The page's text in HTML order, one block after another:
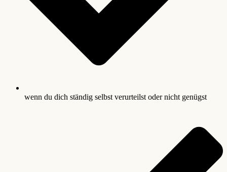
wenn du dich ständig selbst verurteilst oder nicht genügst